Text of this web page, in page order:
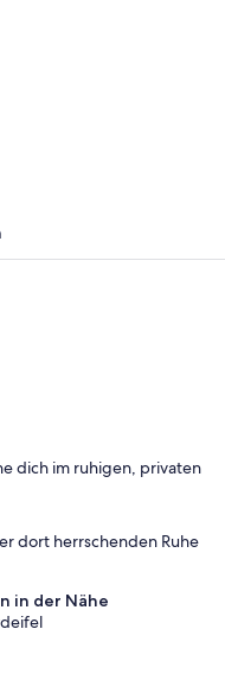
dich im ruhigen, privaten
dort herrschenden Ruhe
in der Nähe